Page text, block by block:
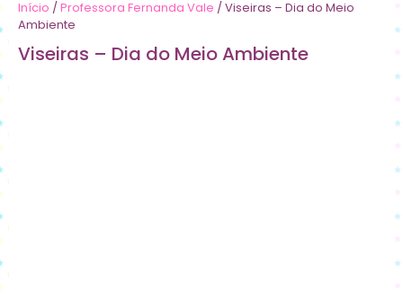
Início /Professora Fernanda Vale / Viseiras – Dia do Meio
Ambiente
Viseiras – Dia do Meio Ambiente